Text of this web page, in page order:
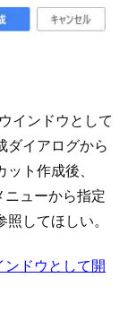
インドウとして
ダイアログから
ト作成後、
ニューから指定
してほしい。
ドウとして開